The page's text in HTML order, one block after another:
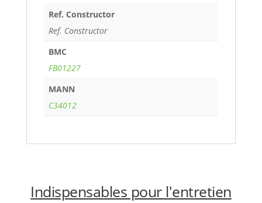
Ref. Constructor
Ref. Constructor
BMC
FB01227
MANN
C34012
Indispensables pour l'entretien